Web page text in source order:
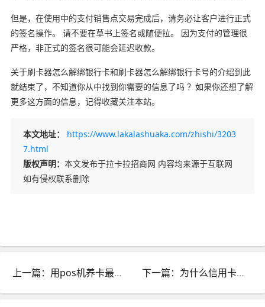
但是，在使用中的支付销售点交易完成后，请务必让客户进行正式
的签名操作。 请不要在草书上签名或随便拉。 因为支付的管理很
严格，非正式的签名很可能会延迟收款。
关于刷卡器怎么解绑银行卡和刷卡器怎么解绑银行卡号的介绍到此
就结束了，不知道你从中找到你需要的信息了吗 ？如果你还想了解
更多这方面的信息，记得收藏关注本站。
本文地址：
https://www.lakalashuaka.com/zhishi/3203
7.html
版权声明： 本文发布于拉卡拉招商网 内容均来源于互联网
如有侵权联系删除
上一篇：用pos机养卡最后会怎么样_POS机养卡违法吗 下一篇：为什么信用卡逾期半年钱还了怎么还能用_逾期过后还能办信用卡